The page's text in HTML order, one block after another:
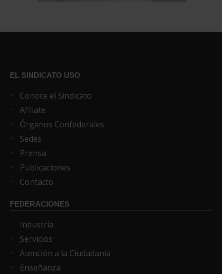
EL SINDICATO USO
Conoce el Sindicato
Afíliate
Órganos Confederales
Sedes
Prensa
Publicaciones
Contacto
FEDERACIONES
Industria
Servicios
Atención a la Ciudadanía
Enseñanza